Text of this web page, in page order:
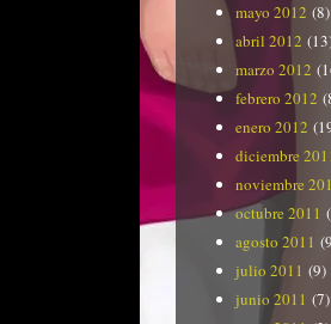
mayo 2012 (8)
abril 2012
marzo 2012
febrero 2012
enero 2012
diciembre
noviembre
octubre 2011
agosto 2011
julio 2011 (9)
junio 2011 (7)